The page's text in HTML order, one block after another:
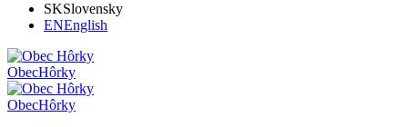
SKSlovensky
ENEnglish
ObecHôrky
ObecHôrky